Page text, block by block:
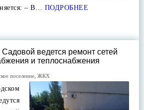
– В… ПОДРОБНЕЕ
ведется ремонт сетей
и теплоснабжения
поселение ЖКХ